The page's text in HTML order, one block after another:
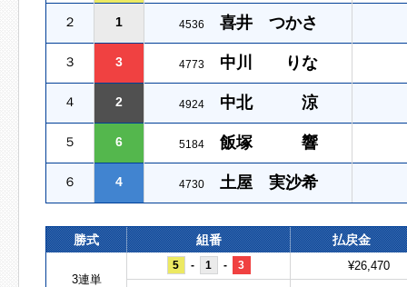
２ 1 4536 喜井 つかさ
３ 3 4773 中川 りな
４ 2 4924 中北 涼
５ 6 5184 飯塚 響
６ 4 4730 土屋 実沙希
勝式 組番 払戻金
3連単
5 - 1 - 3 ¥26,470